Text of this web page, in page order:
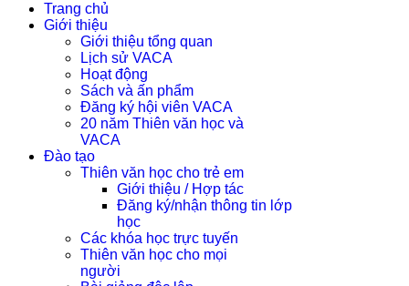
Trang chủ
Giới thiệu
Giới thiệu tổng quan
Lịch sử VACA
Hoạt động
Sách và ấn phẩm
Đăng ký hội viên VACA
20 năm Thiên văn học và
VACA
Đào tạo
Thiên văn học cho trẻ em
Giới thiệu / Hợp tác
Đăng ký/nhận thông tin lớp
học
Các khóa học trực tuyến
Thiên văn học cho mọi
người